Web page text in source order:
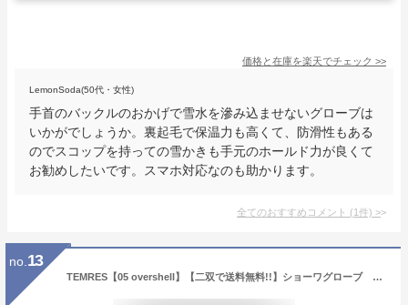
価格と在庫を楽天でチェック >>
LemonSoda(50代・女性)
手首のバックルのおかげで雪水を滲み込ませないグローブは
いかがでしょうか。裏起毛で保温力も高くて、防滑性もある
のでスコップを持っての雪かきも手元のホールド力が良くて
お勧めしたいです。スマホ対応なのも助かります。
全てのおすすめコメント (1件) >
no. 13
TEMRES【05 overshell】【二双で送料無料!!】ショーワグローブ テムレス ゼロツー ウィンター 透湿性と防水性を備えたオーバーグローブ スキー スノーボード 自転車 バイク 雪かき 農作業 オーバーグローブ